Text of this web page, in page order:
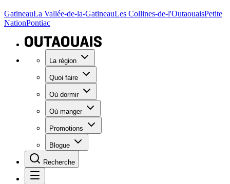
GatineauLa Vallée-de-la-GatineauLes Collines-de-l'OutaouaisPetite
NationPontiac
La région
Quoi faire
Où dormir
Où manger
Promotions
Blogue
Recherche